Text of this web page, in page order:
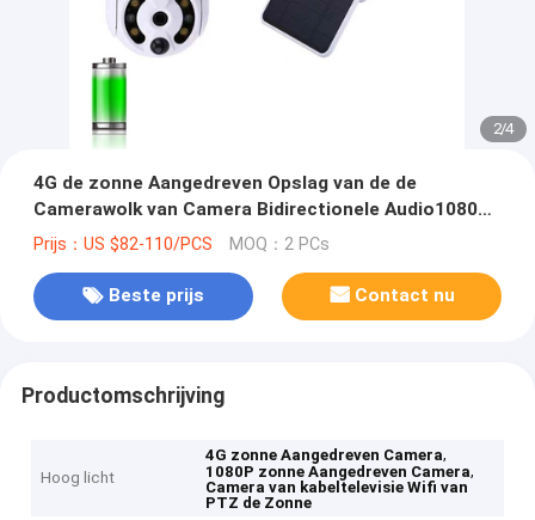
2/4
4G de zonne Aangedreven Opslag van de de
Camerawolk van Camera Bidirectionele Audio1080p
PTZ Zonnekabeltelevisie Wifi
Prijs：US $82-110/PCS MOQ：2 PCs
Beste prijs Contact nu
Productomschrijving
Hoog licht
4G zonne Aangedreven Camera,
1080P zonne Aangedreven Camera,
Camera van kabeltelevisie Wifi van
PTZ de Zonne